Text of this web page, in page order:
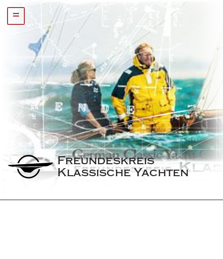
=
Freundeskreis
Klassische Yachten